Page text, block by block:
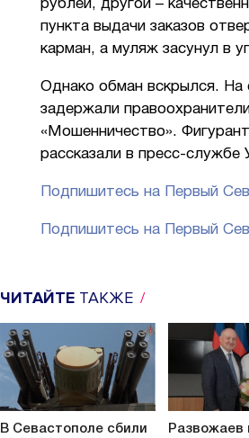
рублей, другой –
пункта выдачи заказов
карман, а муляж засунул в
Однако обман вскрылся. На
задержали
«Мошенничество».
рассказали в пресс-
Подпишитесь на Первый
Подпишитесь на Первый
ЧИТАЙТЕ ТАКЖЕ
В Севастополе сбили
Развожаев